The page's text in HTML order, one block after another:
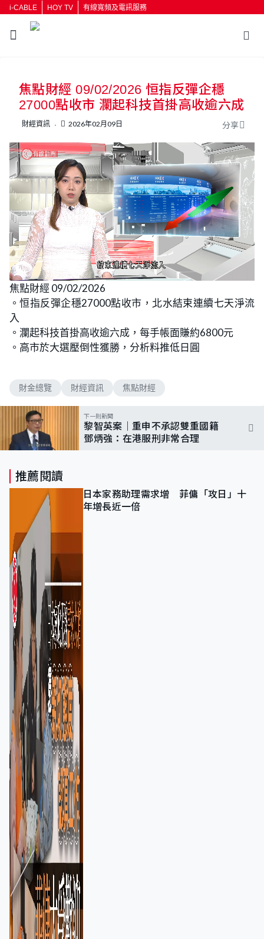
i-CABLE HOY TV 有線寬頻及電訊服務
按輸入鍵開始搜尋
焦點財經 09/02/2026 恒指反彈企穩
27000點收市 瀾起科技首掛高收逾六成
財經資訊 2026年02月09日 分享
U
n
m
t
e
o
a
d
e
d
.
1
3
%
焦點財經 09/02/2026
。恒指反彈企穩27000點收市，北水結束連續七天淨流
入
。瀾起科技首掛高收逾六成，每手帳面賺約6800元
。高市於大選壓倒性獲勝，分析料推低日圓
財金總覽 財經資訊 焦點財經
下一則新聞
黎智英案｜重申不承認雙重國籍
鄧炳強：在港服刑非常合理
推薦閱讀
日本家務助理需求增 菲傭「攻日」十
年增長近一倍